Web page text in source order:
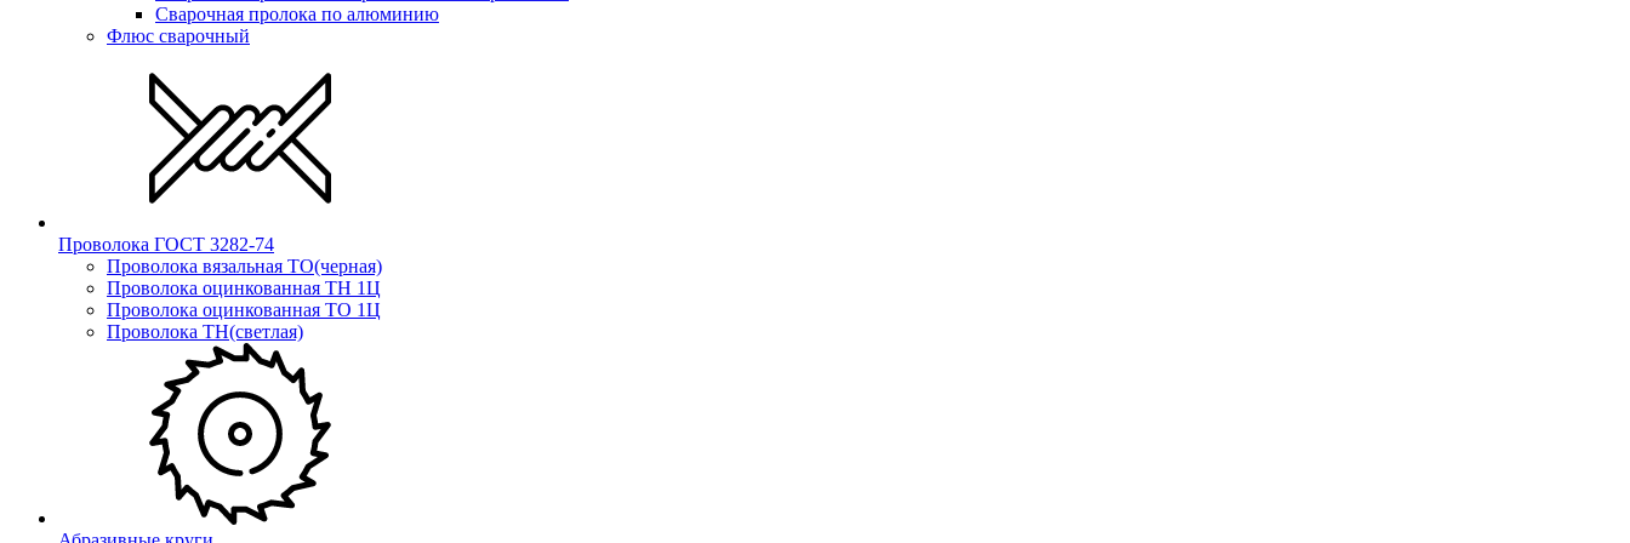
Сварочная пролока по алюминию
Флюс сварочный
Проволока ГОСТ 3282-74
Проволока вязальная ТО(черная)
Проволока оцинкованная ТН 1Ц
Проволока оцинкованная ТО 1Ц
Проволока ТН(светлая)